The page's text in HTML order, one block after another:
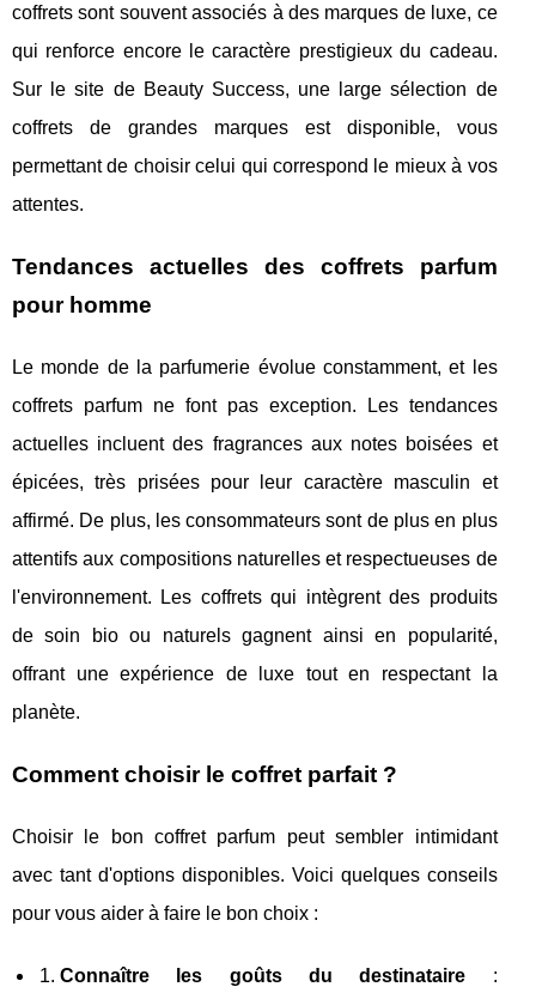
coffrets sont souvent associés à des marques de luxe, ce
qui renforce encore le caractère prestigieux du cadeau.
Sur le site de Beauty Success, une large sélection de
coffrets de grandes marques est disponible, vous
permettant de choisir celui qui correspond le mieux à vos
attentes.
Tendances actuelles des coffrets parfum
pour homme
Le monde de la parfumerie évolue constamment, et les
coffrets parfum ne font pas exception. Les tendances
actuelles incluent des fragrances aux notes boisées et
épicées, très prisées pour leur caractère masculin et
affirmé. De plus, les consommateurs sont de plus en plus
attentifs aux compositions naturelles et respectueuses de
l'environnement. Les coffrets qui intègrent des produits
de soin bio ou naturels gagnent ainsi en popularité,
offrant une expérience de luxe tout en respectant la
planète.
Comment choisir le coffret parfait ?
Choisir le bon coffret parfum peut sembler intimidant
avec tant d'options disponibles. Voici quelques conseils
pour vous aider à faire le bon choix :
Connaître les goûts du destinataire :